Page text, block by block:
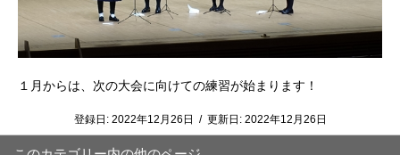
１月からは、次の大会に向けての練習が始まります！
登録日: 2022年12月26日 / 更新日: 2022年12月26日